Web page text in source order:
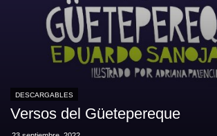
DESCARGABLES
Versos del Güetepereque